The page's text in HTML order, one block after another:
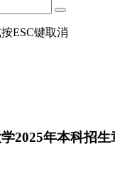
ESC键取消
2025年本科招生